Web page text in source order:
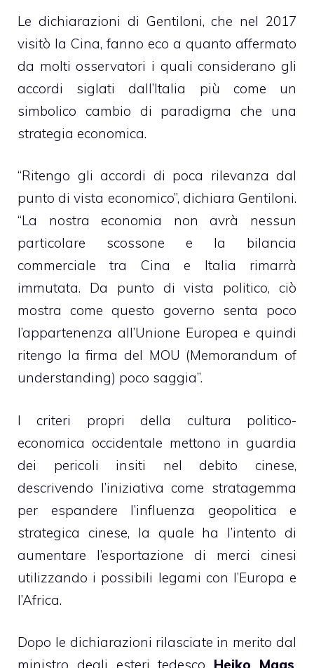
Le dichiarazioni di Gentiloni, che nel 2017
visitò la Cina, fanno eco a quanto affermato
da molti osservatori i quali considerano gli
accordi siglati dall’Italia più come un
simbolico cambio di paradigma che una
strategia economica.
“Ritengo gli accordi di poca rilevanza dal
punto di vista economico”, dichiara Gentiloni.
“La nostra economia non avrà nessun
particolare scossone e la bilancia
commerciale tra Cina e Italia rimarrà
immutata. Da punto di vista politico, ciò
mostra come questo governo senta poco
l’appartenenza all’Unione Europea e quindi
ritengo la firma del MOU (Memorandum of
understanding) poco saggia”.
I criteri propri della cultura politico-
economica occidentale mettono in guardia
dei pericoli insiti nel debito cinese,
descrivendo l’iniziativa come stratagemma
per espandere l’influenza geopolitica e
strategica cinese, la quale ha l’intento di
aumentare l’esportazione di merci cinesi
utilizzando i possibili legami con l’Europa e
l’Africa.
Dopo le dichiarazioni rilasciate in merito dal